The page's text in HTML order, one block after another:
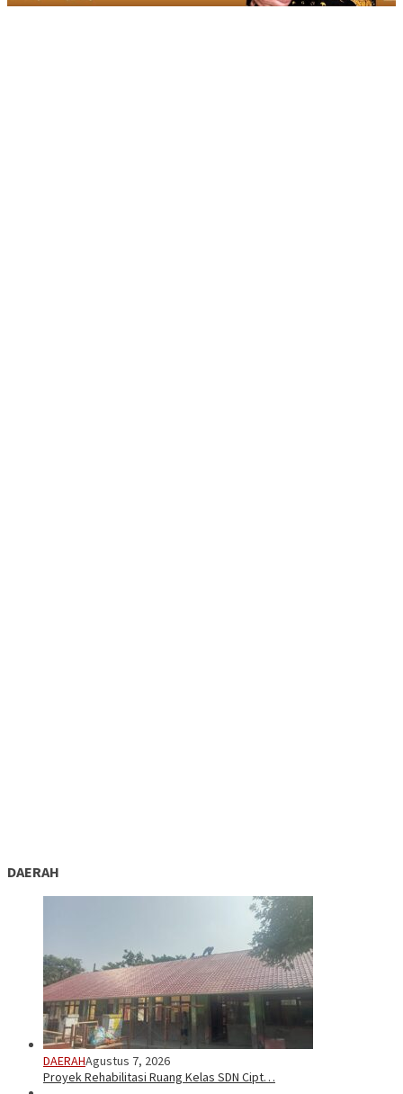
DAERAH
DAERAHAgustus 7, 2026
Proyek Rehabilitasi Ruang Kelas SDN Cipt…